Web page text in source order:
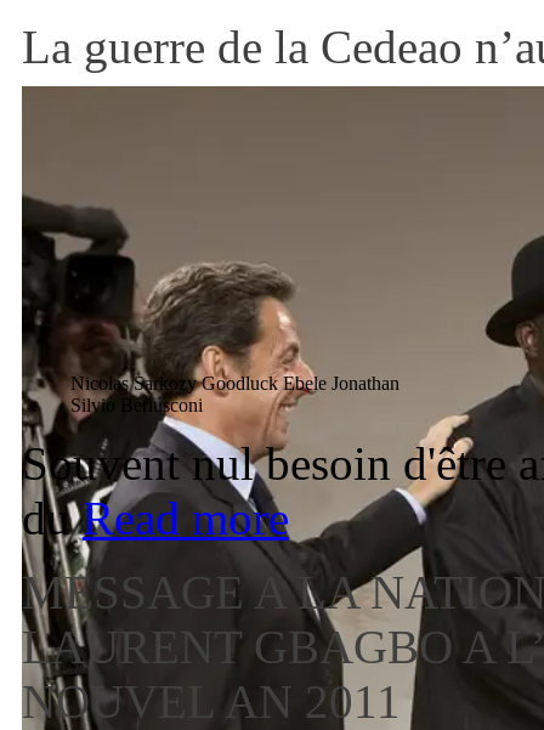
La guerre de la Cedeao
Nicolas Sarkozy Goodluck Ebele Jonathan
Silvio Berlusconi
Souvent nul besoin d'être
duRead more
MESSAGE A LA
LAURENT GBAGBO A
NOUVEL AN 2011